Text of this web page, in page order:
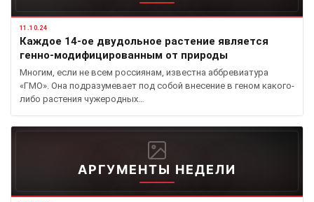
11.10.24
Каждое 14-ое двудольное растение является
генно-модифицированным от природы
Многим, если не всем россиянам, известна аббревиатура
«ГМО». Она подразумевает под собой внесение в геном какого-
либо растения чужеродных…
АРГУМЕНТЫ НЕДЕЛИ